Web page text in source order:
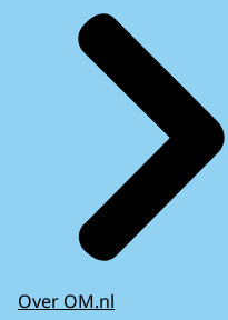
Over OM.nl